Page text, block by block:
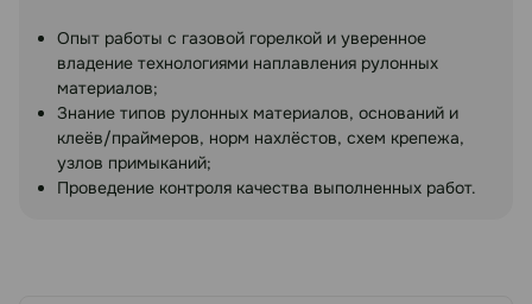
Опыт работы с газовой горелкой и уверенное
владение технологиями наплавления рулонных
материалов;
Знание типов рулонных материалов, оснований и
клеёв/праймеров, норм нахлёстов, схем крепежа,
узлов примыканий;
Проведение контроля качества выполненных работ.